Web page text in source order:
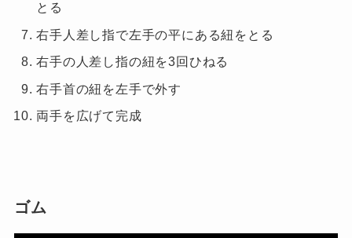
とる
右手人差し指で左手の平にある紐をとる
右手の人差し指の紐を3回ひねる
右手首の紐を左手で外す
両手を広げて完成
ゴム